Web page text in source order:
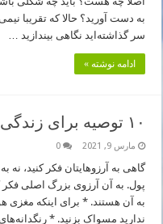
به دست آورید؟ حالا که تقریبا
سر گذاشته‌اید نگاهی بیندازید …
ادامه نوشته »
۱۰ توصیه برای زندگی سالم
مارس 9, 2021 0
گاهی به آرزوهایتان فکر کنید، نه
پول. به آن آرزوی بزرگ اصلی
به آن هستند. * برای اینکه مغزی
ندارید مسواک بزنید. *